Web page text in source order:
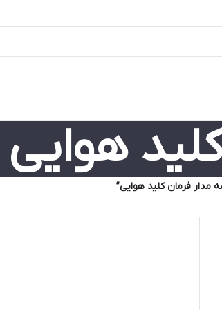
هوایی
فرمان کلید هوایی”